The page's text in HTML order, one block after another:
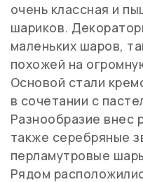
очень классная и
шариков.
маленьких шаров,
похожей на
Основой стали
в сочетании с
Разнообразие внес
также серебряные
перламутровые
Рядом